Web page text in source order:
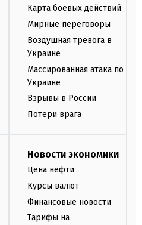
Карта боевых действий
Мирные переговоры
Воздушная тревога в
Украине
Массированная атака по
Украине
Взрывы в России
Потери врага
Новости экономики
Цена нефти
Курсы валют
Финансовые новости
Тарифы на